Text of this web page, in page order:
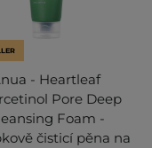
- Heartleaf
Pore Deep
Foam -
čisticí pěna na